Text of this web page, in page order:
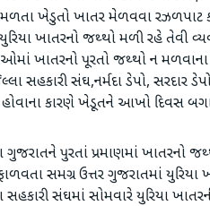
ખેડુતો ખાતર મેળવવા રઝળપાટ
યુરિયા ખાતરનો જથ્થો મળી રહે તેવી
ખાતરનો પૂરતો જથ્થો ન
સહકારી સંઘ,નર્મદા ડેપો,
કારણે ખેડૂતને આખો દિવસ
ગુજરાતને પુરતાં પ્રમાણમાં
સમગ્ર ઉત્તર ગુજરાતમાં યુરિયા
સહકારી સંઘમાં સોમવારે યુરિયા